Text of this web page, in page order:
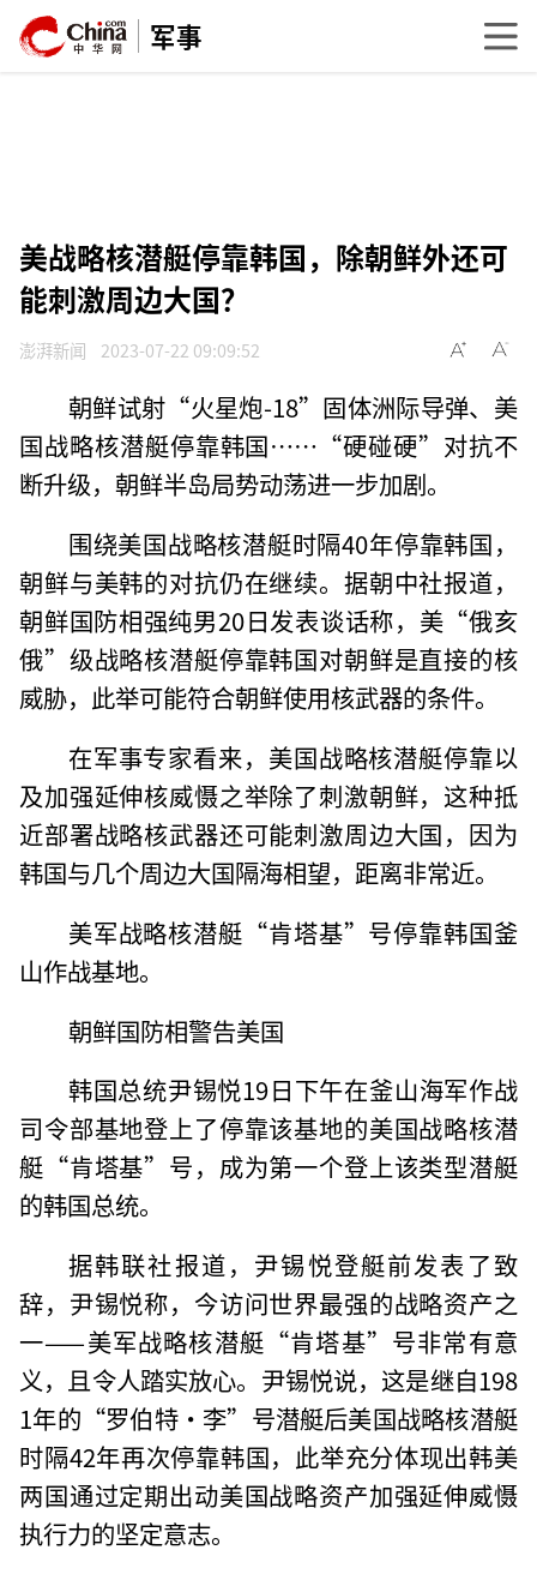
军事
美战略核潜艇停靠韩国，除朝鲜外还可
能刺激周边大国？
澎湃新闻 2023-07-22 09:09:52
朝鲜试射“火星炮-18”固体洲际导弹、美
国战略核潜艇停靠韩国……“硬碰硬”对抗不
断升级，朝鲜半岛局势动荡进一步加剧。
围绕美国战略核潜艇时隔40年停靠韩国，
朝鲜与美韩的对抗仍在继续。据朝中社报道，
朝鲜国防相强纯男20日发表谈话称，美“俄亥
俄”级战略核潜艇停靠韩国对朝鲜是直接的核
威胁，此举可能符合朝鲜使用核武器的条件。
在军事专家看来，美国战略核潜艇停靠以
及加强延伸核威慑之举除了刺激朝鲜，这种抵
近部署战略核武器还可能刺激周边大国，因为
韩国与几个周边大国隔海相望，距离非常近。
美军战略核潜艇“肯塔基”号停靠韩国釜
山作战基地。
朝鲜国防相警告美国
韩国总统尹锡悦19日下午在釜山海军作战
司令部基地登上了停靠该基地的美国战略核潜
艇“肯塔基”号，成为第一个登上该类型潜艇
的韩国总统。
据韩联社报道，尹锡悦登艇前发表了致
辞，尹锡悦称，今访问世界最强的战略资产之
一——美军战略核潜艇“肯塔基”号非常有意
义，且令人踏实放心。尹锡悦说，这是继自198
1年的“罗伯特·李”号潜艇后美国战略核潜艇
时隔42年再次停靠韩国，此举充分体现出韩美
两国通过定期出动美国战略资产加强延伸威慑
执行力的坚定意志。